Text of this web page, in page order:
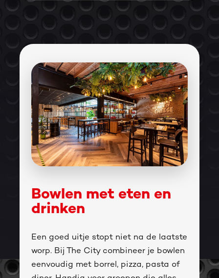
Bowlen met eten en
drinken
Een goed uitje stopt niet na de laatste
worp. Bij The City combineer je bowlen
eenvoudig met borrel, pizza, pasta of